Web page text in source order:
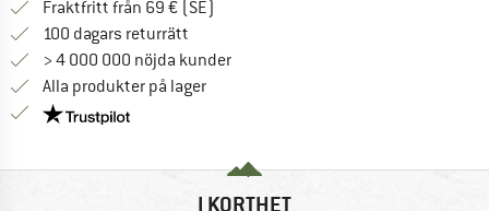
Fraktfritt från 69 € (SE)
100 dagars returrätt
> 4 000 000 nöjda kunder
Alla produkter på lager
Trust Pilot-garanti - hitta all information här!
I KORTHET